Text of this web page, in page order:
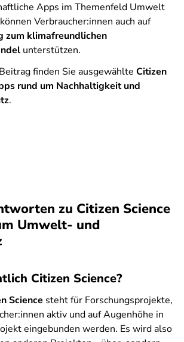
Apps im Themenfeld Umwelt
Verbraucher:innen auch auf
zum klimafreundlichen
unterstützen.
finden Sie ausgewählte Citizen
rund um Nachhaltigkeit und
.
zu Citizen Science
Umwelt- und
Citizen Science?
Science steht für Forschungsprojekte,
aktiv und auf Augenhöhe in
eingebunden werden. Es wird also